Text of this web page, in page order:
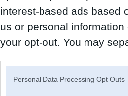
interest-based ads based
us or personal
your opt-out. You may
Personal Data Processing Opt Outs